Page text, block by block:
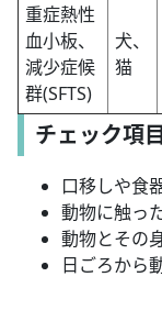
重症熱性
血小板、
減少症候
群(SFTS)
犬、
猫
チェック項目
口移しや食
動物に触っ
動物とその
日ごろから